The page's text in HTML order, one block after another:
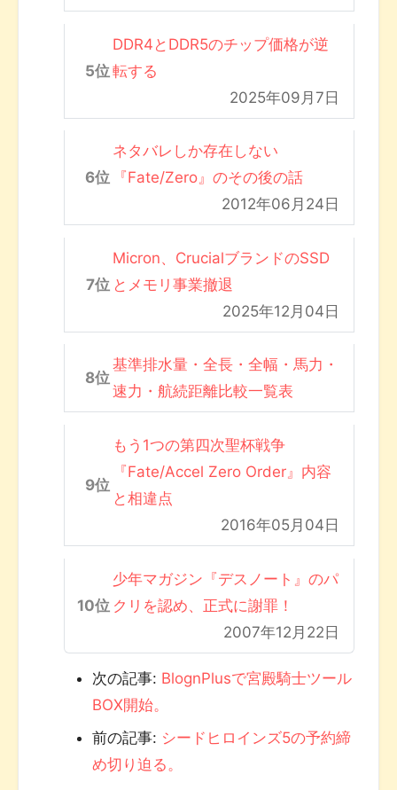
DDR4とDDR5のチップ価格が逆
転する
2025年09月7日
ネタバレしか存在しない
『Fate/Zero』のその後の話
2012年06月24日
Micron、CrucialブランドのSSD
とメモリ事業撤退
2025年12月04日
基準排水量・全長・全幅・馬力・
速力・航続距離比較一覧表
もう1つの第四次聖杯戦争
『Fate/Accel Zero Order』内容
と相違点
2016年05月04日
少年マガジン『デスノート』のパ
クリを認め、正式に謝罪！
2007年12月22日
次の記事: BlognPlusで宮殿騎士ツール
BOX開始。
前の記事: シードヒロインズ5の予約締
め切り迫る。